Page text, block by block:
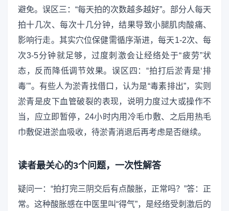
避免。误区三：“每天拍的次数越多越好”。部分人每天
拍十几次、每次十几分钟，结果导致小腿肌肉酸痛、
影响行走。其实穴位保健需循序渐进，每天1-2次、每
次3-5分钟就足够，过度刺激会让经络处于“疲劳”状
态，反而降低调节效果。误区四：“拍打后淤青是‘排
毒’”。有些人为淤青找借口，认为是“毒素排出”，实则
淤青是皮下血管破裂的表现，说明力度过大或操作不
当，应立即暂停，24小时内用冷毛巾敷、之后用热毛
巾敷促进淤血吸收，待淤青消退后再考虑是否继续。
读者最关心的3个问题，一次性解答
疑问一：“拍打完三阴交后有点酸胀，正常吗？”答：正
常。这种酸胀感在中医里叫“得气”，是经络受刺激后的